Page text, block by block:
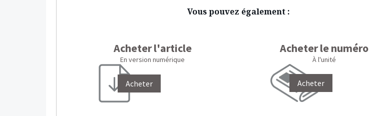
Vous pouvez également :
Acheter l'article
En version numérique
Acheter
Acheter le numéro
À l'unité
Acheter